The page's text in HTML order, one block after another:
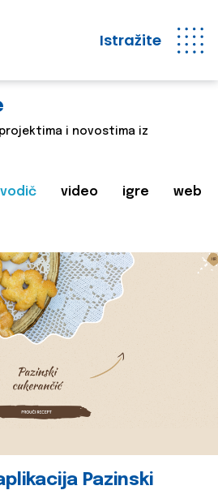
Istražite
i novostima iz
video igre web
Pazinski